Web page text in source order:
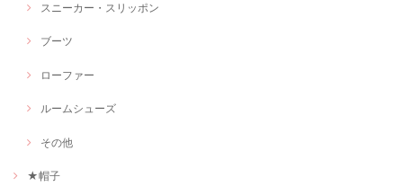
スニーカー・スリッポン
ブーツ
ローファー
ルームシューズ
その他
★帽子